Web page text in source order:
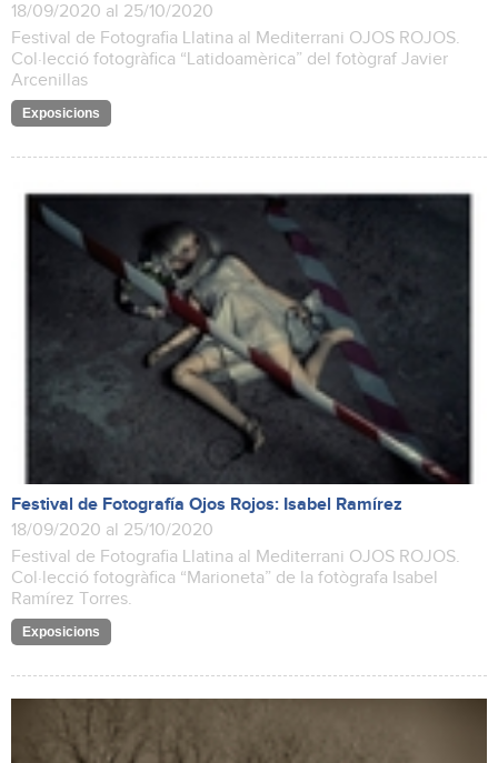
18/09/2020 al 25/10/2020
Festival de Fotografia Llatina al Mediterrani OJOS ROJOS.
Col·lecció fotogràfica “Latidoamèrica” del fotògraf Javier
Arcenillas
Exposicions
Festival de Fotografía Ojos Rojos: Isabel Ramírez
18/09/2020 al 25/10/2020
Festival de Fotografia Llatina al Mediterrani OJOS ROJOS.
Col·lecció fotogràfica “Marioneta” de la fotògrafa Isabel
Ramírez Torres.
Exposicions